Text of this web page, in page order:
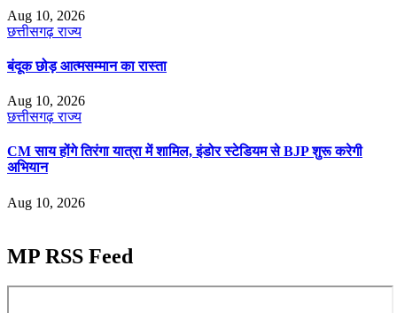
Aug 10, 2026
छत्तीसगढ़राज्य
​बंदूक छोड़ आत्मसम्मान का रास्ता
Aug 10, 2026
छत्तीसगढ़राज्य
CM साय होंगे तिरंगा यात्रा में शामिल, इंडोर स्टेडियम से BJP शुरू करेगी
अभियान
Aug 10, 2026
MP RSS Feed